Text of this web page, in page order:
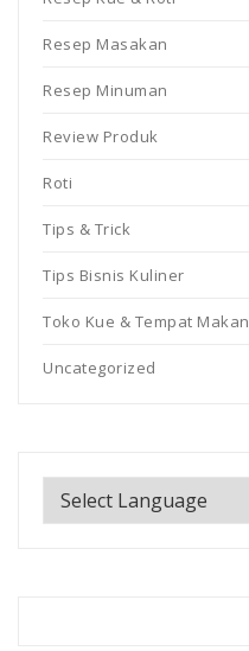
Resep Masakan
Resep Minuman
Review Produk
Roti
Tips & Trick
Tips Bisnis Kuliner
Toko Kue & Tempat Makan
Uncategorized